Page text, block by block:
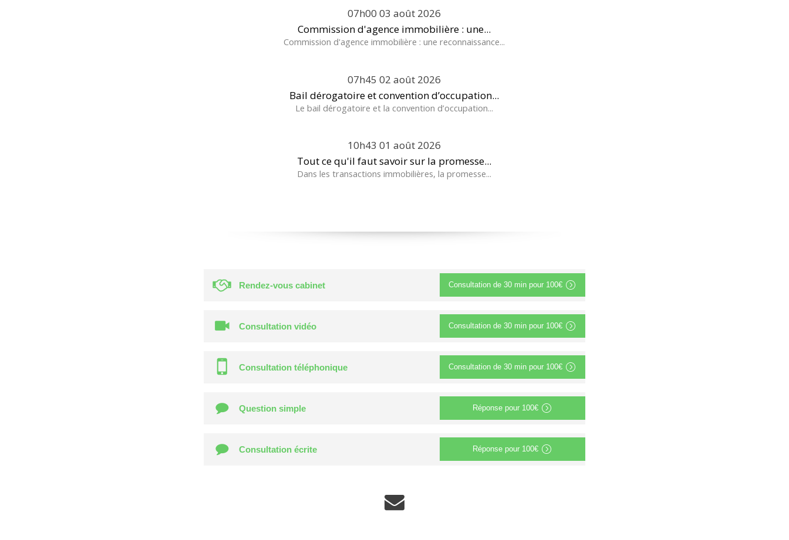
07h00 03 août 2026
Commission d'agence immobilière : une...
Commission d'agence immobilière : une reconnaissance...
07h45 02 août 2026
Bail dérogatoire et convention d’occupation...
Le bail dérogatoire et la convention d’occupation...
10h43 01 août 2026
Tout ce qu'il faut savoir sur la promesse...
Dans les transactions immobilières, la promesse...
Rendez-vous cabinet Consultation de 30 min pour 100€
Consultation vidéo Consultation de 30 min pour 100€
Consultation téléphonique Consultation de 30 min pour 100€
Question simple Réponse pour 100€
Consultation écrite Réponse pour 100€